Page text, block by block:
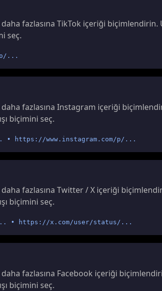
fazlasına TikTok içeriği biçimlendirin.
seç.
...
fazlasına Instagram içeriği
biçimini seç.
• https://www.instagram.com/p/...
fazlasına Twitter / X içeriği
biçimini seç.
• https://x.com/user/status/...
fazlasına Facebook içeriği
biçimini seç.